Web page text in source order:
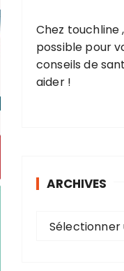
Chez
possible pour
conseils de
aider !
ARCHIVES
Sélectionner